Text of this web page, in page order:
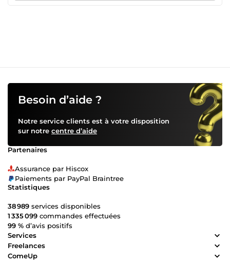
Besoin d’aide ?
Notre service clients est à votre disposition
sur notre centre d’aide
Partenaires
Assurance par Hiscox
Paiements par PayPal Braintree
Statistiques
38 989 services disponibles
1 335 099 commandes effectuées
99 % d’avis positifs
Services
Freelances
ComeUp